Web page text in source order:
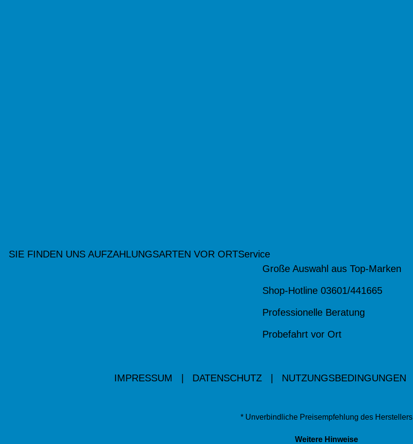
SIE FINDEN UNS AUFZAHLUNGSARTEN VOR ORTService
Große Auswahl aus Top-Marken
Shop-Hotline 03601/441665
Professionelle Beratung
Probefahrt vor Ort
IMPRESSUM DATENSCHUTZ NUTZUNGSBEDINGUNGEN
* Unverbindliche Preisempfehlung des Herstellers
Weitere Hinweise